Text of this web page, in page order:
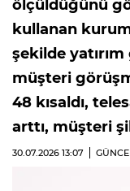
ölçüldüğünü
kullanan
şekilde
müşteri
48 kısaldı,
arttı, müşteri
30.07.2026 13:07